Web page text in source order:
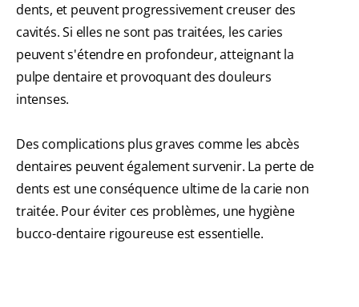
dents, et peuvent progressivement creuser des
cavités. Si elles ne sont pas traitées, les caries
peuvent s'étendre en profondeur, atteignant la
pulpe dentaire et provoquant des douleurs
intenses.
Des complications plus graves comme les abcès
dentaires peuvent également survenir. La perte de
dents est une conséquence ultime de la carie non
traitée. Pour éviter ces problèmes, une hygiène
bucco-dentaire rigoureuse est essentielle.